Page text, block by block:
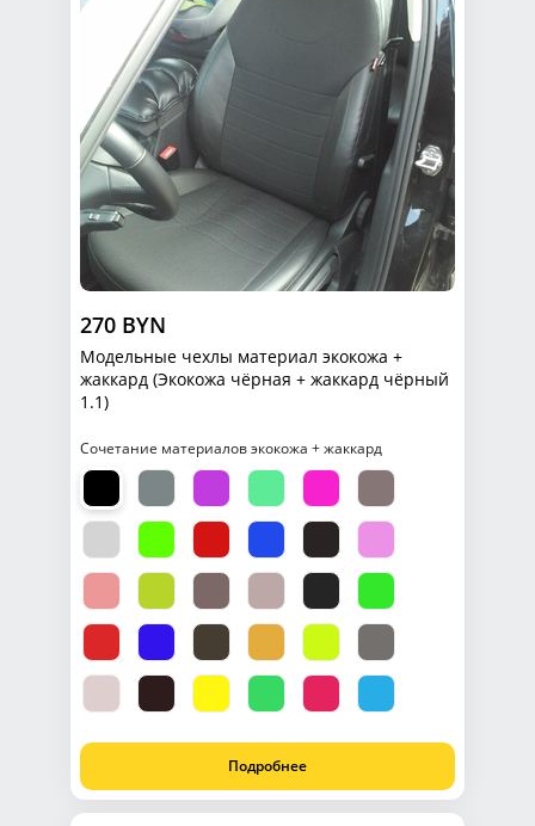
270 BYN
Модельные чехлы материал экокожа +
жаккард (Экокожа чёрная + жаккард чёрный
1.1)
Сочетание материалов экокожа + жаккард
Подробнее